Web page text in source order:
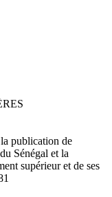
publication de
Sénégal et la
supérieur et de ses